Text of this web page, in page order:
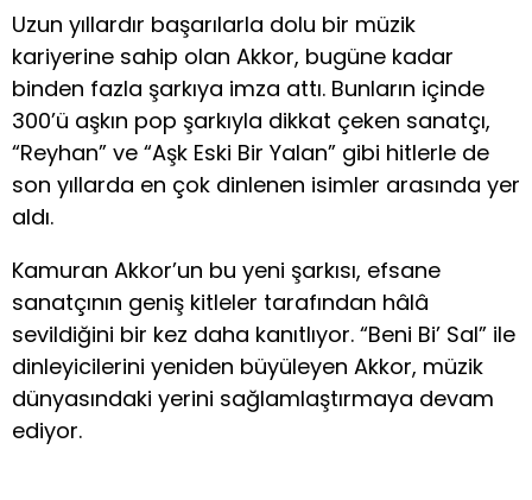
Uzun yıllardır başarılarla dolu bir müzik
kariyerine sahip olan Akkor, bugüne kadar
binden fazla şarkıya imza attı. Bunların içinde
300’ü aşkın pop şarkıyla dikkat çeken sanatçı,
“Reyhan” ve “Aşk Eski Bir Yalan” gibi hitlerle de
son yıllarda en çok dinlenen isimler arasında yer
aldı.
Kamuran Akkor’un bu yeni şarkısı, efsane
sanatçının geniş kitleler tarafından hâlâ
sevildiğini bir kez daha kanıtlıyor. “Beni Bi’ Sal” ile
dinleyicilerini yeniden büyüleyen Akkor, müzik
dünyasındaki yerini sağlamlaştırmaya devam
ediyor.